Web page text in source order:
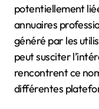
potentiellement
annuaires
généré par les
peut susciter
rencontrent ce
différentes